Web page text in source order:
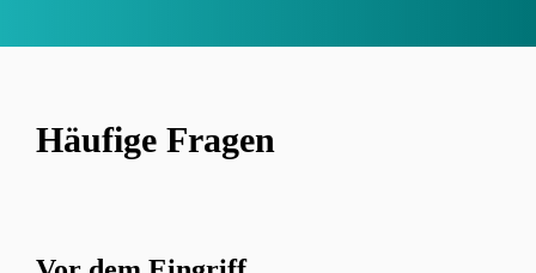
Häufige Fragen